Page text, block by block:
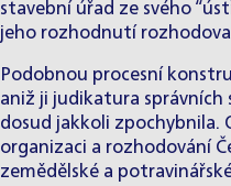
stavební úřad ze svého
jeho rozhodnutí
Podobnou procesní
aniž ji judikatura správních
dosud jakkoli zpochybnila.
organizaci a rozhodování
zemědělské a